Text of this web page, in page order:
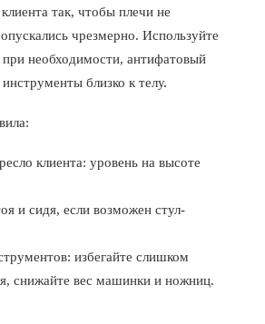
так, чтобы плечи не
чрезмерно. Используйте
при необходимости, антифатовый
близко к телу.
клиента: уровень на высоте
и сидя, если возможен стул-
избегайте слишком
снижайте вес машинки и ножниц.